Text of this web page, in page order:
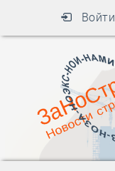
Войти